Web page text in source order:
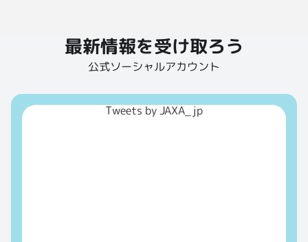
最新情報を受け取ろう
公式ソーシャルアカウント
Tweets by JAXA_jp